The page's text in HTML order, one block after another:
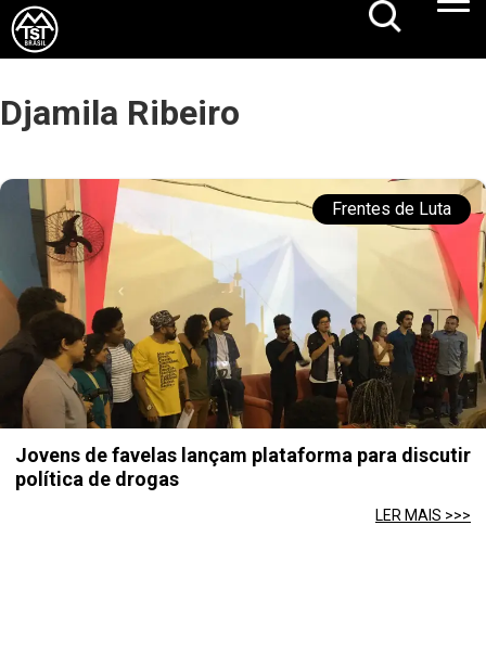
Djamila Ribeiro
Frentes de Luta
Jovens de favelas lançam plataforma para discutir
política de drogas
LER MAIS >>>